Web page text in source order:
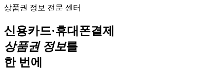
상품권 정보 전문 센터
신용카드·휴대폰결제
상품권 정보를
한 번에